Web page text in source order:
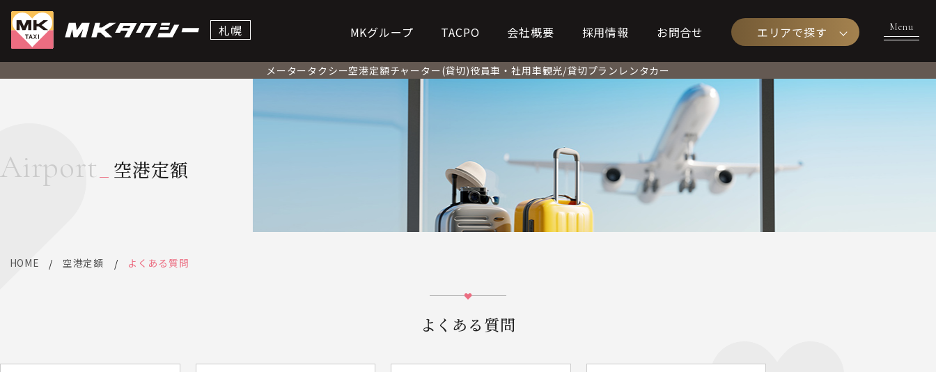
札幌 MKグループ TACPO 会社概要 採用情報 お問合せ エリアで探す
メータータクシー空港定額チャーター(貸切)役員車・社用車観光/貸切プラン レンタカー
Airport 空港定額
HOME 空港定額 よくある質問
よくある質問